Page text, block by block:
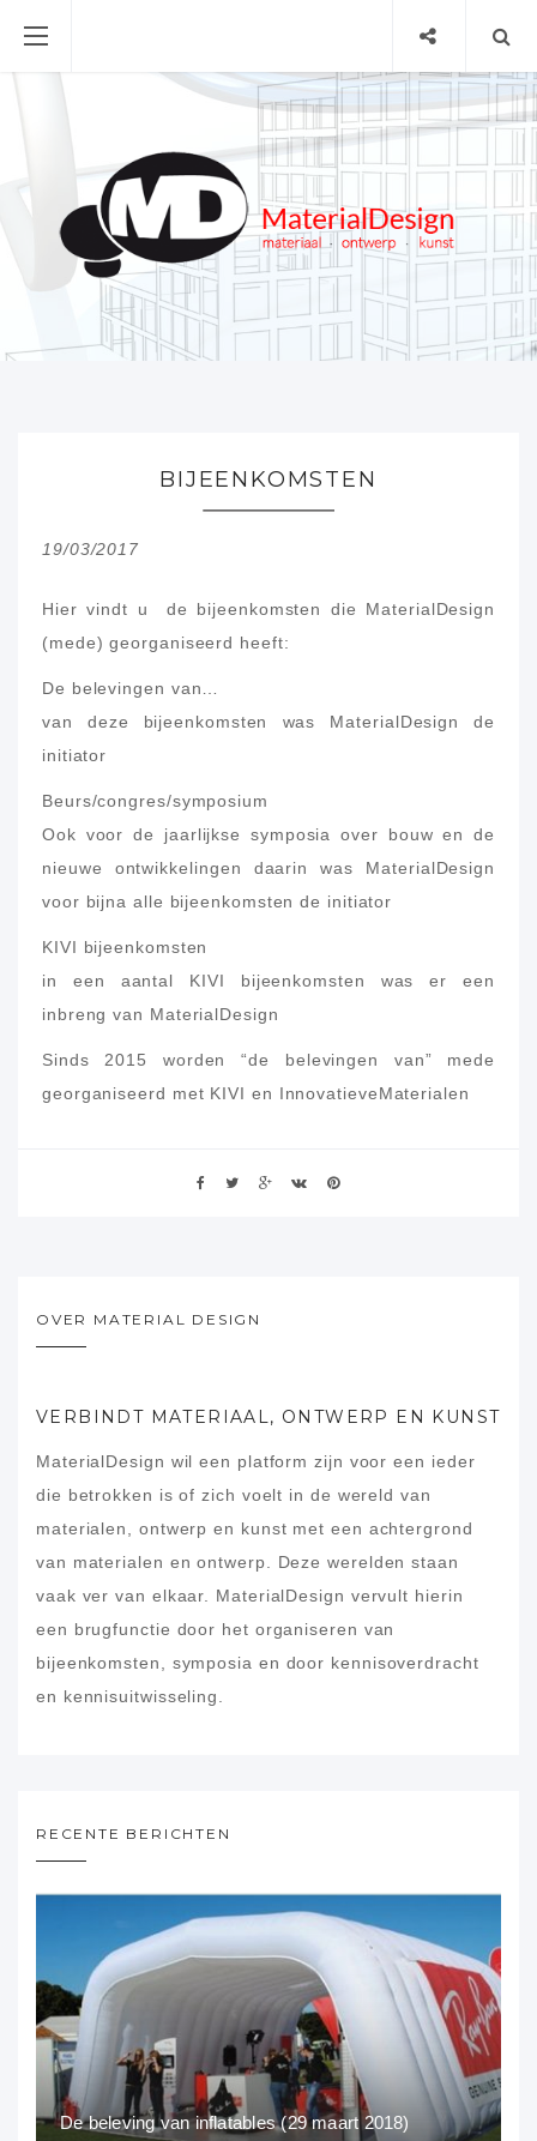
BIJEENKOMSTEN
19/03/2017
Hier vindt u de bijeenkomsten die MaterialDesign
(mede) georganiseerd heeft:
De belevingen van…
van deze bijeenkomsten was MaterialDesign de
initiator
Beurs/congres/symposium
Ook voor de jaarlijkse symposia over bouw en de
nieuwe ontwikkelingen daarin was MaterialDesign
voor bijna alle bijeenkomsten de initiator
KIVI bijeenkomsten
in een aantal KIVI bijeenkomsten was er een
inbreng van MaterialDesign
Sinds 2015 worden “de belevingen van” mede
georganiseerd met KIVI en InnovatieveMaterialen
OVER MATERIAL DESIGN
VERBINDT MATERIAAL, ONTWERP EN KUNST
MaterialDesign wil een platform zijn voor een ieder
die betrokken is of zich voelt in de wereld van
materialen, ontwerp en kunst met een achtergrond
van materialen en ontwerp. Deze werelden staan
vaak ver van elkaar. MaterialDesign vervult hierin
een brugfunctie door het organiseren van
bijeenkomsten, symposia en door kennisoverdracht
en kennisuitwisseling.
RECENTE BERICHTEN
De beleving van inflatables (29 maart 2018)